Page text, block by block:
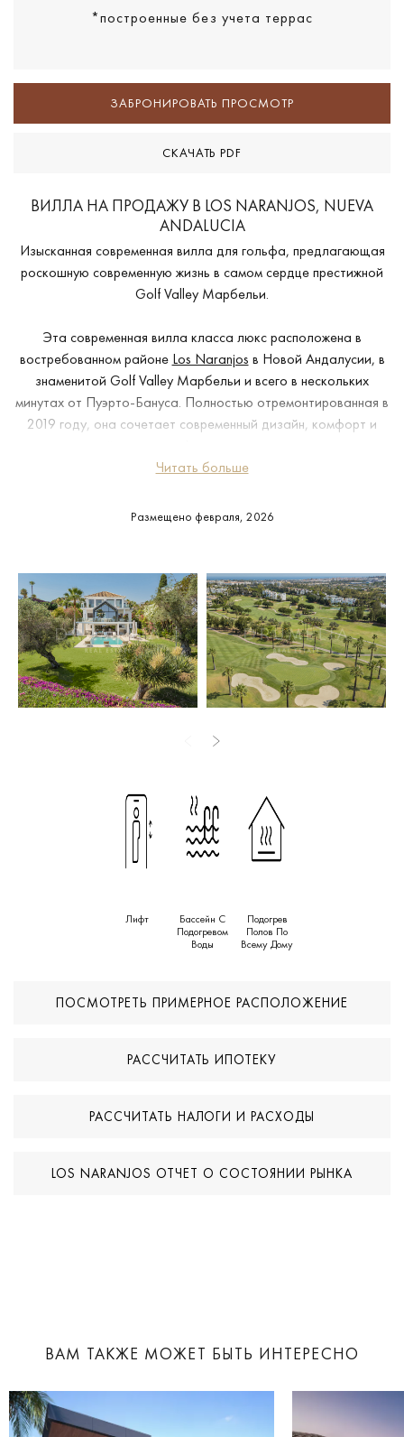
*построенные без учета террас
ЗАБРОНИРОВАТЬ ПРОСМОТР
СКАЧАТЬ PDF
ВИЛЛА НА ПРОДАЖУ В LOS NARANJOS, NUEVA
ANDALUCIA
Изысканная современная вилла для гольфа, предлагающая
роскошную современную жизнь в самом сердце престижной
Golf Valley Марбельи.
Эта современная вилла класса люкс расположена в
востребованном районе Los Naranjos в Новой Андалусии, в
знаменитой Golf Valley Марбельи и всего в нескольких
минутах от Пуэрто-Бануса. Полностью отремонтированная в
2019 году, она сочетает современный дизайн, комфорт и
жилых районов региона.
Расположенная на участке площадью 1 430 м² с застройкой
Окруженная элитной недвижимостью, она обеспечивает как
приватность, так и выраженное ощущение эксклюзивности,
оставаясь при этом рядом со всей инфраструктурой.
Главный уровень включает просторную гостиную и столовую
открытой планировки с камином, деревянными полами,
выделенным рабочим уголком и стеклянными дверями от
Элегантная современная кухня дополнена вторым лаунж-
делает дом удобным как для приема гостей, так и для
семейной жизни. Шесть спален с ванными комнатами en suite
обеспечивают комфорт во всем доме.
солнечных ванн, а также есть подогреваемый бассейн и
ландшафтный сад. Среди премиальных удобств — лифт,
международных школ и центров притяжения образа жизни
Читать больше
Размещено февраля, 2026
Лифт
Бассейн С
Подогревом
Воды
Подогрев
Полов По
Всему Дому
ПОСМОТРЕТЬ ПРИМЕРНОЕ РАСПОЛОЖЕНИЕ
РАССЧИТАТЬ ИПОТЕКУ
РАССЧИТАТЬ НАЛОГИ И РАСХОДЫ
LOS NARANJOS ОТЧЕТ О СОСТОЯНИИ РЫНКА
ВАМ ТАКЖЕ МОЖЕТ БЫТЬ ИНТЕРЕСНО